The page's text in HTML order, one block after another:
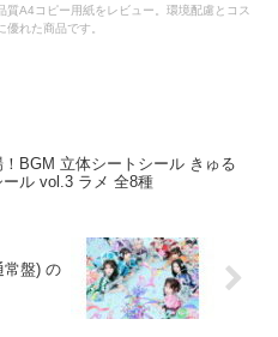
質A4コピー用紙をレビュー。環境配慮とコス
優れた商品です。
！BGM 立体シートシール きゅる
ール vol.3 ラメ 全8種
常盤) の